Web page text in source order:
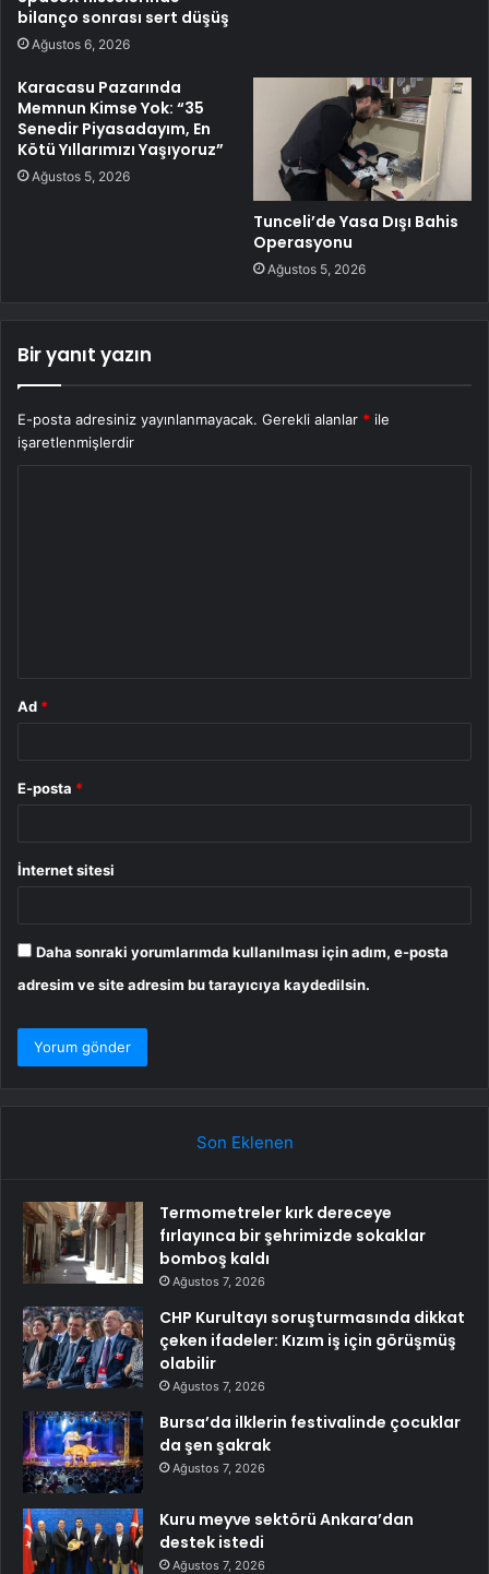
bilanço sonrası sert düşüş
Ağustos 6, 2026
Karacasu Pazarında
Memnun Kimse Yok: “35
Senedir Piyasadayım, En
Kötü Yıllarımızı Yaşıyoruz”
Ağustos 5, 2026
Tunceli’de Yasa Dışı Bahis
Operasyonu
Ağustos 5, 2026
Bir yanıt yazın
E-posta adresiniz yayınlanmayacak. Gerekli alanlar * ile
işaretlenmişlerdir
Ad *
E-posta *
İnternet sitesi
Daha sonraki yorumlarımda kullanılması için adım, e-posta
adresim ve site adresim bu tarayıcıya kaydedilsin.
Son Eklenen
Termometreler kırk dereceye
fırlayınca bir şehrimizde sokaklar
bomboş kaldı
Ağustos 7, 2026
CHP Kurultayı soruşturmasında dikkat
çeken ifadeler: Kızım iş için görüşmüş
olabilir
Ağustos 7, 2026
Bursa’da ilklerin festivalinde çocuklar
da şen şakrak
Ağustos 7, 2026
Kuru meyve sektörü Ankara’dan
destek istedi
Ağustos 7, 2026